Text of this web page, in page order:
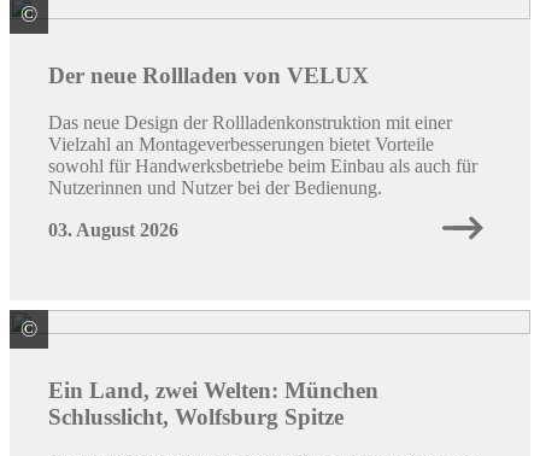
© VELUX Deutschland GmbH
Der neue Rollladen von VELUX
Das neue Design der Rollladenkonstruktion mit einer
Vielzahl an Montageverbesserungen bietet Vorteile
sowohl für Handwerksbetriebe beim Einbau als auch für
Nutzerinnen und Nutzer bei der Bedienung.
03. August 2026
© Quelle: Immowelt
Ein Land, zwei Welten: München
Schlusslicht, Wolfsburg Spitze